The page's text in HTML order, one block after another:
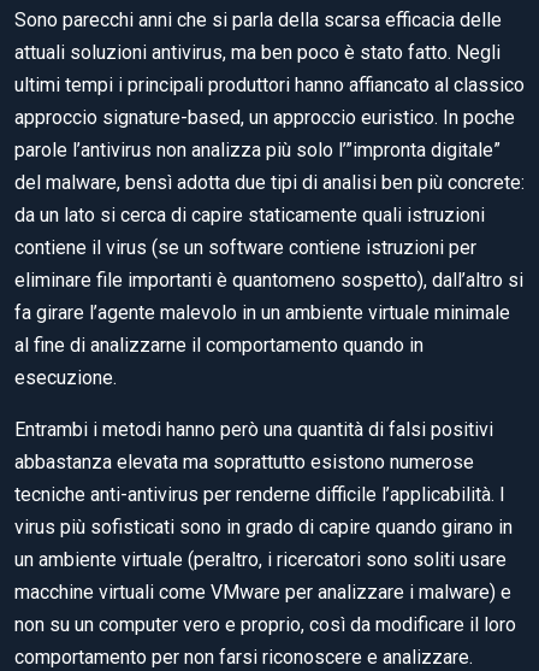
Sono parecchi anni che si parla della scarsa efficacia delle
attuali soluzioni antivirus, ma ben poco è stato fatto. Negli
ultimi tempi i principali produttori hanno affiancato al classico
approccio signature-based, un approccio euristico. In poche
parole l’antivirus non analizza più solo l’”impronta digitale”
del malware, bensì adotta due tipi di analisi ben più concrete:
da un lato si cerca di capire staticamente quali istruzioni
contiene il virus (se un software contiene istruzioni per
eliminare file importanti è quantomeno sospetto), dall’altro si
fa girare l’agente malevolo in un ambiente virtuale minimale
al fine di analizzarne il comportamento quando in
esecuzione.
Entrambi i metodi hanno però una quantità di falsi positivi
abbastanza elevata ma soprattutto esistono numerose
tecniche anti-antivirus per renderne difficile l’applicabilità. I
virus più sofisticati sono in grado di capire quando girano in
un ambiente virtuale (peraltro, i ricercatori sono soliti usare
macchine virtuali come VMware per analizzare i malware) e
non su un computer vero e proprio, così da modificare il loro
comportamento per non farsi riconoscere e analizzare.